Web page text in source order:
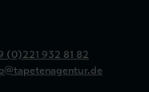
(0)221 932 81 82